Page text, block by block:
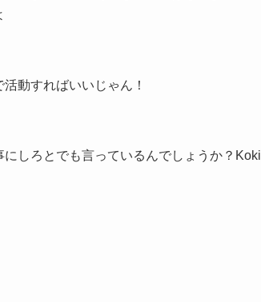
動すればいいじゃん！
しろとでも言っているんでしょうか？Koki